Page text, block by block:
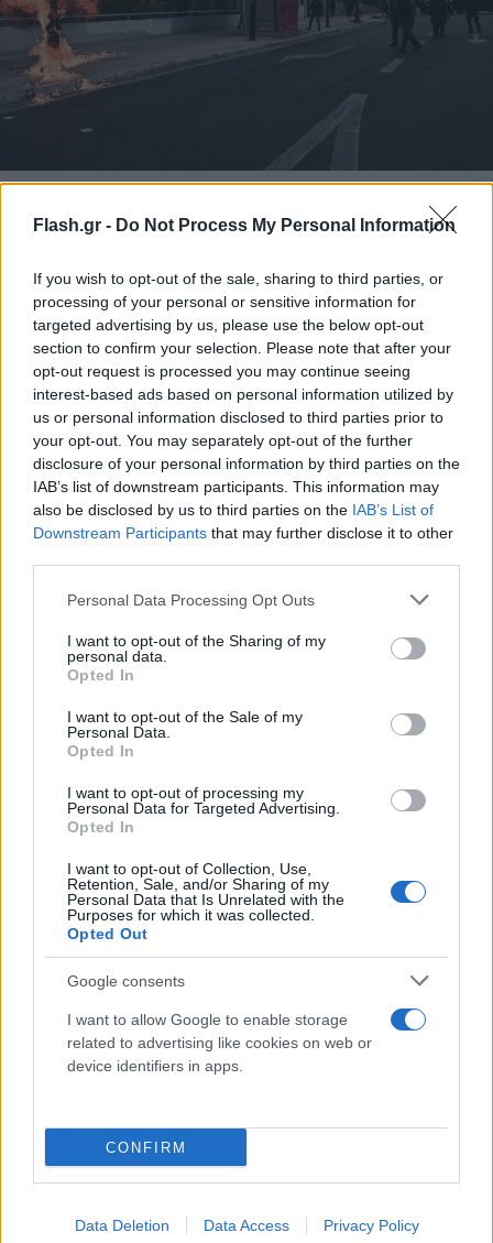
Flash.gr - Do Not Process My Personal Information
If you wish to opt-out of the sale, sharing to third parties, or
processing of your personal or sensitive information for
targeted advertising by us, please use the below opt-out
section to confirm your selection. Please note that after your
opt-out request is processed you may continue seeing
interest-based ads based on personal information utilized by
us or personal information disclosed to third parties prior to
your opt-out. You may separately opt-out of the further
disclosure of your personal information by third parties on the
IAB’s list of downstream participants. This information may
also be disclosed by us to third parties on the IAB’s List of
Downstream Participants that may further disclose it to other
Please note that this website/app uses one or more Google
not limited to your visit or usage behaviour. You may click to
grant or deny consent to Google and its third-party tags to
use your data for below specified purposes in below Google
consent section.
Personal Data Processing Opt Outs
I want to opt-out of the Sharing of my
personal data.
Opted In
I want to opt-out of the Sale of my
Personal Data.
Opted In
I want to opt-out of processing my
Personal Data for Targeted Advertising.
Opted In
I want to opt-out of Collection, Use,
Retention, Sale, and/or Sharing of my
Personal Data that Is Unrelated with the
Purposes for which it was collected.
Opted Out
Google consents
I want to allow Google to enable storage
related to advertising like cookies on web or
device identifiers in apps.
CONFIRM
Data Deletion Data Access Privacy Policy
Eurokinissi
Σύμφωνα με μαρτυρίες, μια ομάδα
κουκουλοφόρων αποκολλήθηκε από την πορεία,
βόμβες μολότοφ. Οι αστυνομικοί απάντησαν
κάνοντας ρίψη χημικών. Στη συνέχεια η ομάδα των
αγνώστων τράπηκε σε φυγή. Διμοιρίες των ΜΑΤ
έχουν παραταχθεί γύρω από τη Βουλή υπό τον